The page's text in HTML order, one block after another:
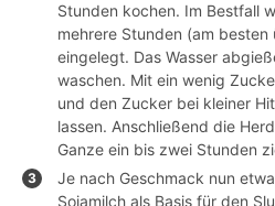
Stunden kochen. Im Bestfall
mehrere Stunden (am besten
eingelegt. Das Wasser
waschen. Mit ein wenig
und den Zucker bei kleiner
lassen. Anschließend die
Ganze ein bis zwei Stunden
Je nach Geschmack nun
Sojamilch als Basis für den